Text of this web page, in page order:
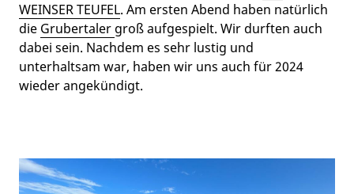
WEINSER TEUFEL. Am ersten Abend haben natürlich
die Grubertaler groß aufgespielt. Wir durften auch
dabei sein. Nachdem es sehr lustig und
unterhaltsam war, haben wir uns auch für 2024
wieder angekündigt.